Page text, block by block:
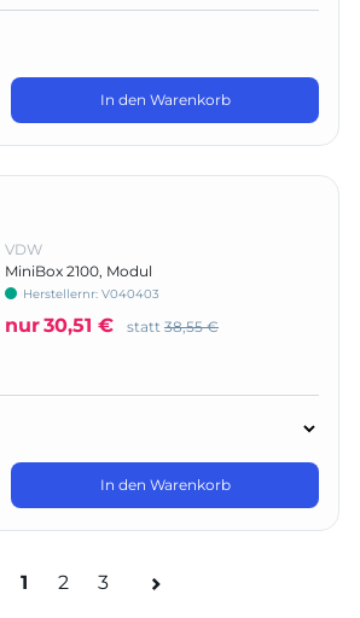
In den Warenkorb
VDW
MiniBox 2100, Modul
Herstellernr: V040403
nur30,51 € statt 38,55 €
In den Warenkorb
1 2 3